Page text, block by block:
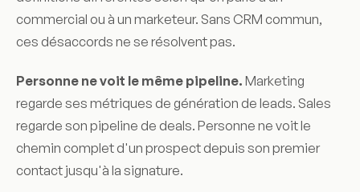
commercial ou à un marketeur. Sans CRM commun,
ces désaccords ne se résolvent pas.
Personne ne voit le même pipeline. Marketing
regarde ses métriques de génération de leads. Sales
regarde son pipeline de deals. Personne ne voit le
chemin complet d'un prospect depuis son premier
contact jusqu'à la signature.